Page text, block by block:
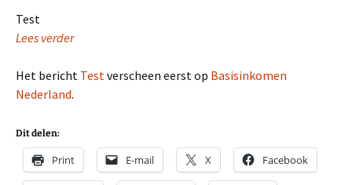
Test
Lees verder
Het bericht Testverscheen eerst op Basisinkomen
Nederland.
Dit delen:
Print E-mail X Facebook